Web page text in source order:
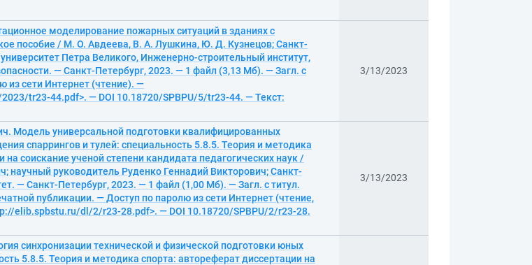
моделирование пожарных ситуаций в зданиях с
пособие / М. О. Авдеева, В. А. Лушкина, Ю. Д. Кузнецов; Санкт-
Петра Великого, Инженерно-строительный институт,
— Санкт-Петербург, 2023. — 1 файл (3,13 Мб). — Загл. с
из сети Интернет (чтение). —
tr23-44.pdf>. — DOI 10.18720/SPBPU/5/tr23-44. — Текст:
3/13/2023
Модель универсальной подготовки квалифицированных
спаррингов и тулей: специальность 5.8.5. Теория и методика
на соискание ученой степени кандидата педагогических наук /
научный руководитель Руденко Геннадий Викторович; Санкт-
— Санкт-Петербург, 2023. — 1 файл (1,00 Мб). — Загл. с титул.
публикации. — Доступ по паролю из сети Интернет (чтение,
elib.spbstu.ru/dl/2/r23-28.pdf>. — DOI 10.18720/SPBPU/2/r23-28.
3/13/2023
синхронизации технической и физической подготовки юных
5.8.5. Теория и методика спорта: автореферат диссертации на